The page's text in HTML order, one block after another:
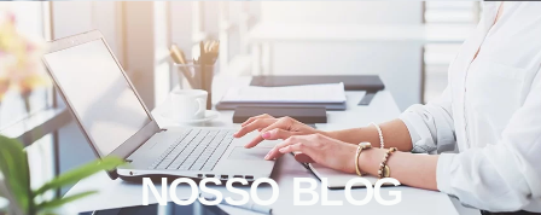
NOSSO BLOG